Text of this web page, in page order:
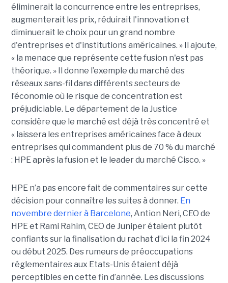
éliminerait la concurrence entre les entreprises,
augmenterait les prix, réduirait l'innovation et
diminuerait le choix pour un grand nombre
d'entreprises et d'institutions américaines. » Il ajoute,
« la menace que représente cette fusion n'est pas
théorique. » Il donne l’exemple du marché des
réseaux sans-fil dans différents secteurs de
l’économie où le risque de concentration est
préjudiciable. Le département de la Justice
considère que le marché est déjà très concentré et
« laissera les entreprises américaines face à deux
entreprises qui commandent plus de 70 % du marché
: HPE après la fusion et le leader du marché Cisco. »
HPE n’a pas encore fait de commentaires sur cette
décision pour connaître les suites à donner. En
novembre dernier à Barcelone, Antion Neri, CEO de
HPE et Rami Rahim, CEO de Juniper étaient plutôt
confiants sur la finalisation du rachat d’ici la fin 2024
ou début 2025. Des rumeurs de préoccupations
réglementaires aux Etats-Unis étaient déjà
perceptibles en cette fin d’année. Les discussions